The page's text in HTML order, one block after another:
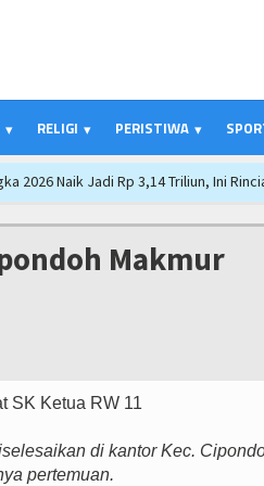
RELIGI PERISTIWA
Rincian Anggarannya Persib Gagal
Dana Tetap Aman APBD
Posisi Indonesia sebagai Hub Pangan
Bupati Beri Penjelasan
Makmur
di kantor Kec.
pertemuan.